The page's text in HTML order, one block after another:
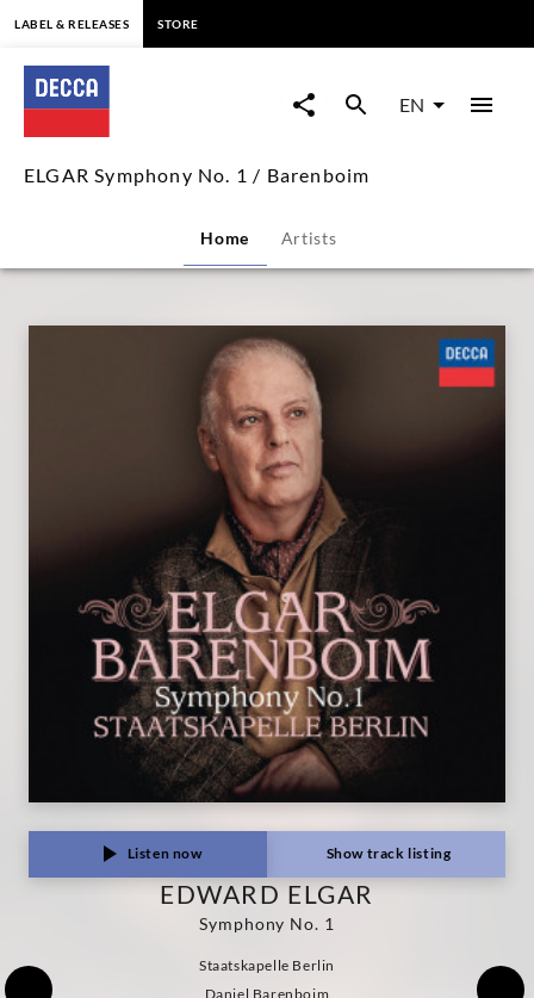
ELGAR
Symphony
No.
/
Barenboim
LABEL & RELEASES STORE
EN
ELGAR Symphony No. 1 / Barenboim
Home Artists
Listen now Show track listing
EDWARD ELGAR
Symphony No. 1
Staatskapelle Berlin
Daniel Barenboim